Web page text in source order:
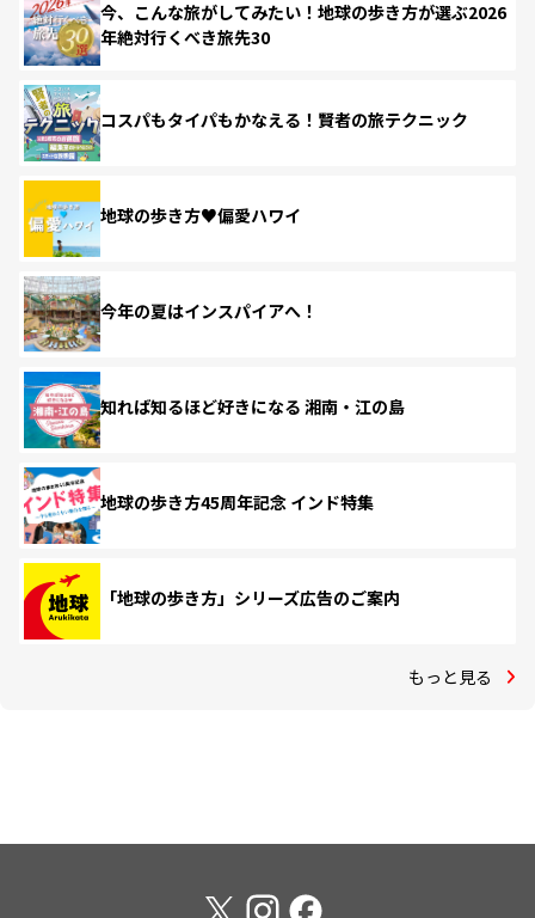
今、こんな旅がしてみたい！地球の歩き方が選ぶ2026
年絶対行くべき旅先30
コスパもタイパもかなえる！賢者の旅テクニック
地球の歩き方♥偏愛ハワイ
今年の夏はインスパイアへ！
知れば知るほど好きになる 湘南・江の島
地球の歩き方45周年記念 インド特集
「地球の歩き方」シリーズ広告のご案内
もっと見る